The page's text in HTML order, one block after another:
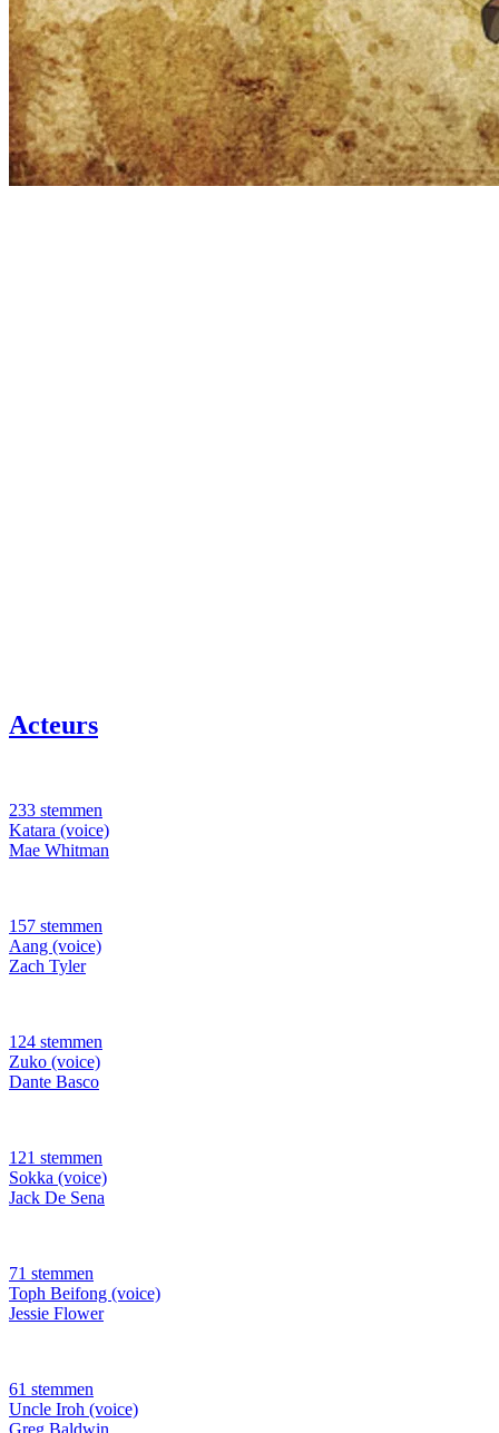
Acteurs
233 stemmen
Katara (voice)
Mae Whitman
157 stemmen
Aang (voice)
Zach Tyler
124 stemmen
Zuko (voice)
Dante Basco
121 stemmen
Sokka (voice)
Jack De Sena
71 stemmen
Toph Beifong (voice)
Jessie Flower
61 stemmen
Uncle Iroh (voice)